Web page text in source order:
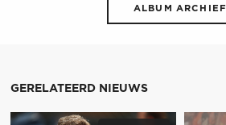
ALBUM ARCHIEF
GERELATEERD NIEUWS